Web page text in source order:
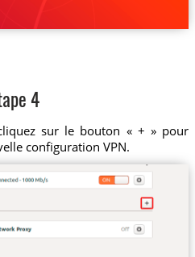
4
sur le bouton « + » pour
configuration VPN.